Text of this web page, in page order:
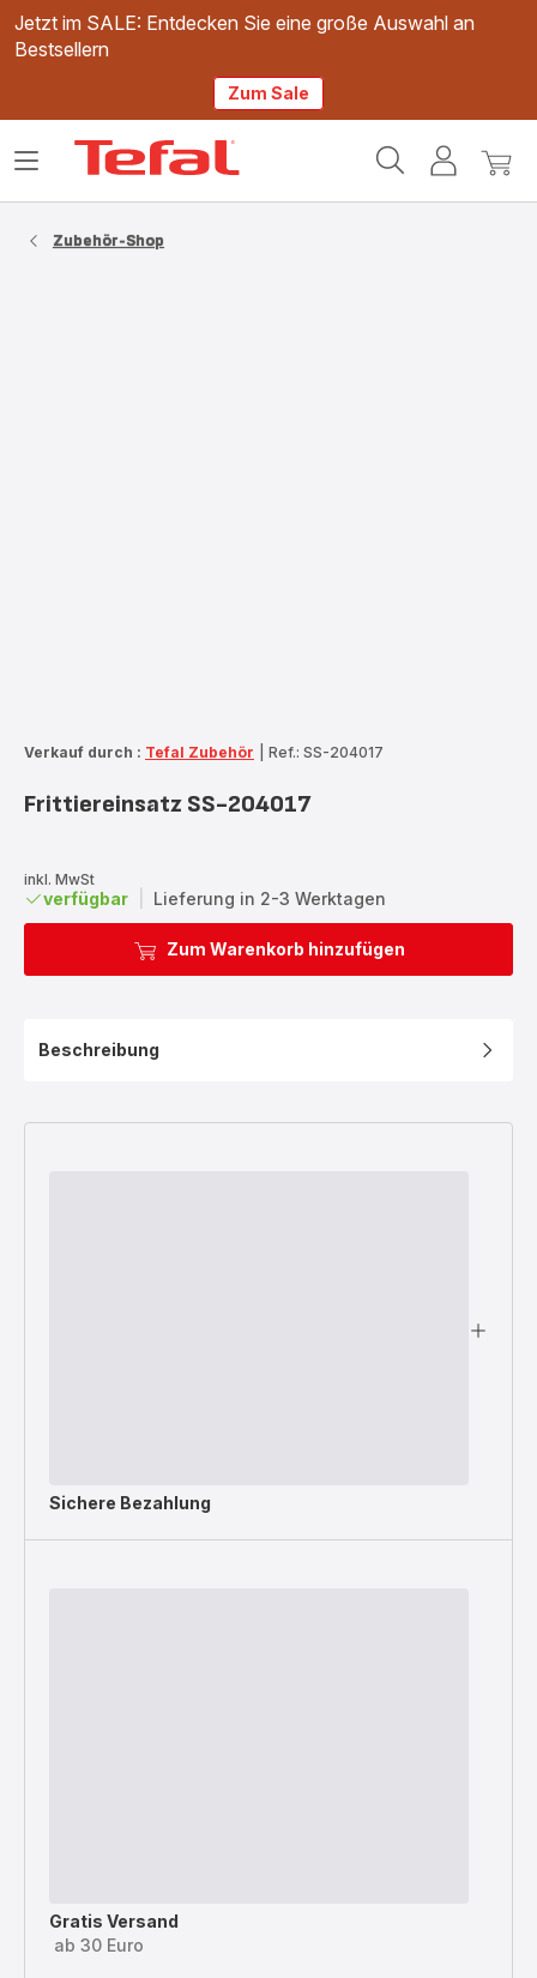
Jetzt im SALE: Entdecken Sie eine große Auswahl an
Bestsellern
Zum Sale
Mein
Mein
Das
Zubehör-Shop
Verkauf durch : Tefal Zubehör Ref.: SS-204017
Frittiereinsatz SS-204017
inkl. MwSt
verfügbar Lieferung in 2-3 Werktagen
Zum Warenkorb hinzufügen
Beschreibung
Sichere Bezahlung
Gratis Versand
ab 30 Euro